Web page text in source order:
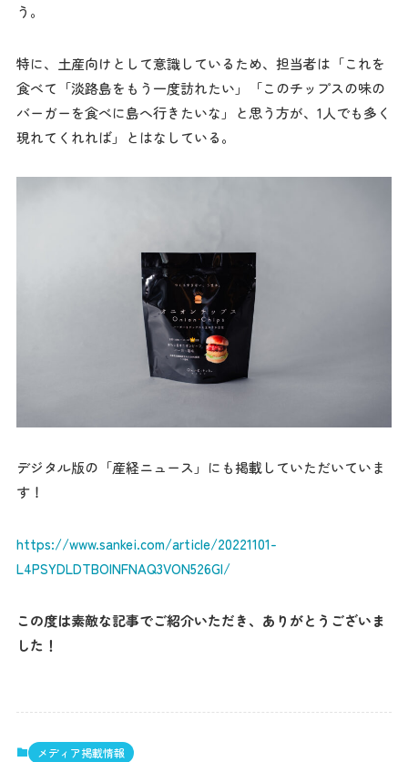
う。
特に、土産向けとして意識しているため、担当者は「これを
食べて「淡路島をもう一度訪れたい」「このチップスの味の
バーガーを食べに島へ行きたいな」と思う方が、1人でも多く
現れてくれれば」とはなしている。
デジタル版の「産経ニュース」にも掲載していただいていま
す！
https://www.sankei.com/article/20221101-
L4PSYDLDTBOINFNAQ3VON526GI/
この度は素敵な記事でご紹介いただき、ありがとうございま
した！
メディア掲載情報